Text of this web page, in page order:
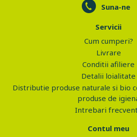
Suna-ne
Servicii
Cum cumperi?
Livrare
Conditii afiliere
Detalii loialitate
Distributie produse naturale si bio
produse de
Intrebari
Contul meu